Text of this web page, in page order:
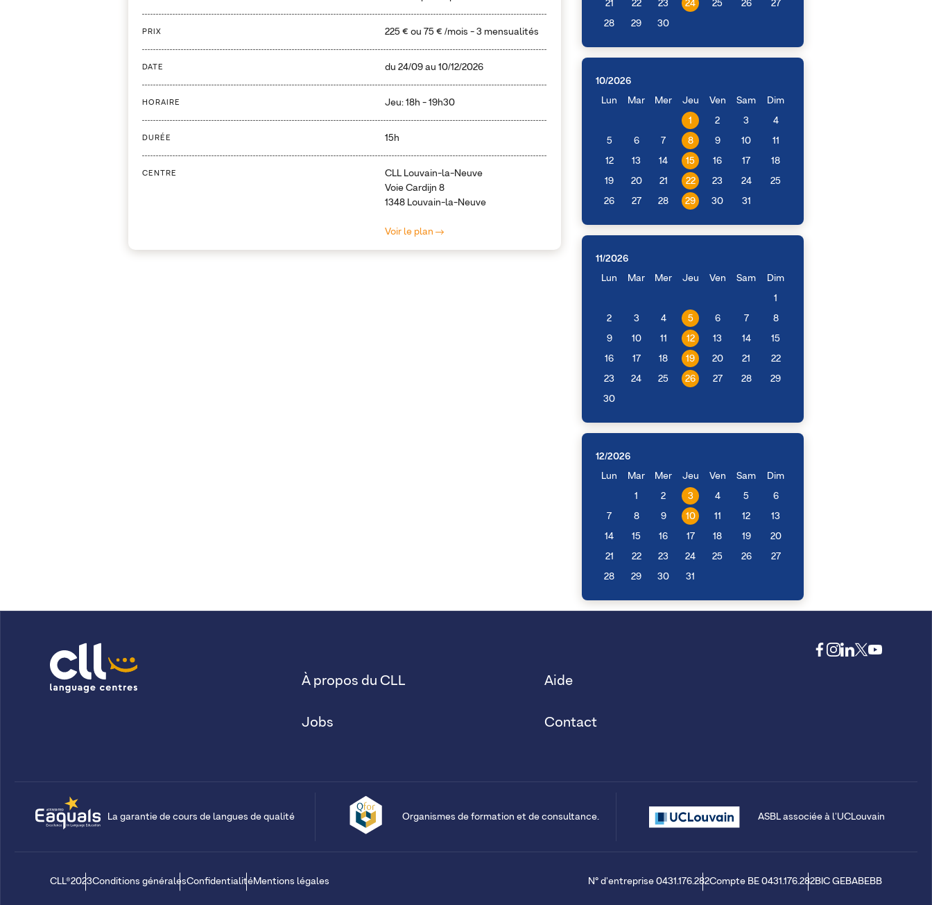
PRIX 225 € ou 75 € /mois - 3 mensualités
DATE du24/09 au10/12/2026
21 22 23 24 25 26 27
28 29 30
10/2026
Lun
Mar Mer Jeu Ven Sam Dim
1 2 3 4
5 6 7 8 9 10 11
12 13 14 15 16 17 18
19 20 21 22 23 24 25
26 27 28 29 30 31
11/2026
Lun
Mar Mer Jeu Ven Sam Dim
1
2 3 4 5 6 7 8
9 10 11 12 13 14 15
16 17 18 19 20 21 22
23 24 25 26 27 28 29
30
12/2026
Lun
Mar Mer Jeu Ven Sam Dim
1 2 3 4 5 6
7 8 9 10 11 12 13
14 15 16 17 18 19 20
21 22 23 24 25 26 27
28 29 30 31
HORAIRE Jeu: 18h - 19h30
DURÉE 15h
CENTRE
CLL Louvain-la-Neuve
Voie Cardijn 8
1348 Louvain-la-Neuve
Voir le plan
À propos du CLL
Jobs
Aide
Contact
La garantie de cours de langues de qualité Organismes de formation et de consultance. ASBL associée à l'UCLouvain
CLL®2023Conditions généralesConfidentialitéMentions légales N° d'entreprise 0431.176.282Compte BE 0431.176.282BIC GEBABEBB